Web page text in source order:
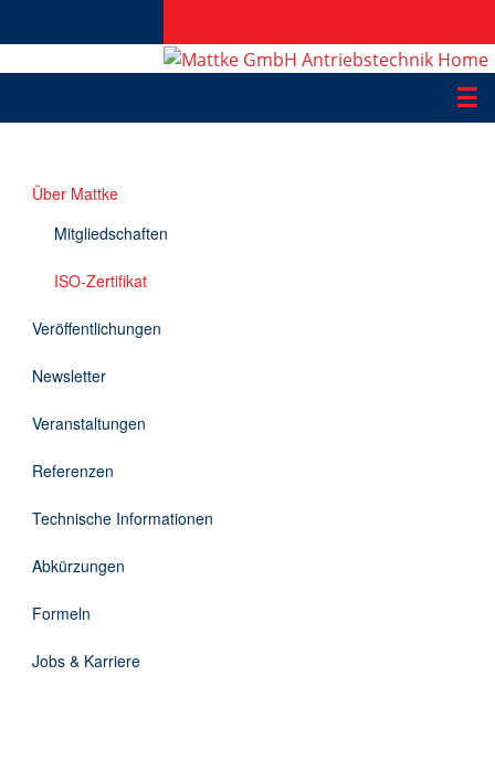
☰
Applikationen
Informationen
DE
Über Mattke
Mitgliedschaften
ISO-Zertifikat
Veröffentlichungen
Newsletter
Veranstaltungen
Referenzen
Technische Informationen
Abkürzungen
Formeln
Jobs & Karriere